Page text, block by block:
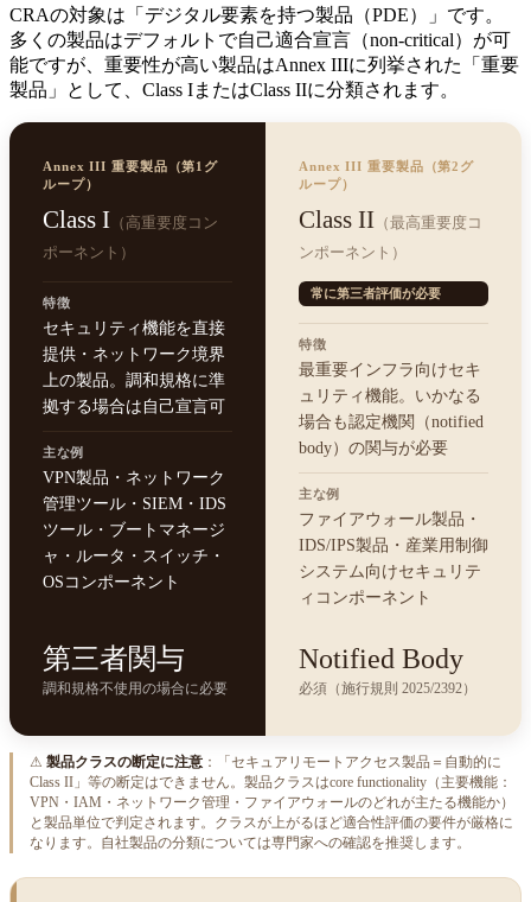
CRAの対象は「デジタル要素を持つ製品（PDE）」です。
多くの製品はデフォルトで自己適合宣言（non-critical）が可
能ですが、重要性が高い製品はAnnex IIIに列挙された「重要
製品」として、Class IまたはClass IIに分類されます。
Annex III 重要製品（第1グ
ループ）
Class I （高重要度コン
ポーネント）
特徴
セキュリティ機能を直接
提供・ネットワーク境界
上の製品。調和規格に準
拠する場合は自己宣言可
主な例
VPN製品・ネットワーク
管理ツール・SIEM・IDS
ツール・ブートマネージ
ャ・ルータ・スイッチ・
OSコンポーネント
第三者関与
調和規格不使用の場合に必要
Annex III 重要製品（第2グ
ループ）
Class II （最高重要度コ
ンポーネント）
常に第三者評価が必要
特徴
最重要インフラ向けセキ
ュリティ機能。いかなる
場合も認定機関（notified
body）の関与が必要
主な例
ファイアウォール製品・
IDS/IPS製品・産業用制御
システム向けセキュリテ
ィコンポーネント
Notified Body
必須（施行規則 2025/2392）
⚠ 製品クラスの断定に注意 ：「セキュアリモートアクセス製品＝自動的に
Class II」等の断定はできません。製品クラスはcore functionality（主要機能：
VPN・IAM・ネットワーク管理・ファイアウォールのどれが主たる機能か）
と製品単位で判定されます。クラスが上がるほど適合性評価の要件が厳格に
なります。自社製品の分類については専門家への確認を推奨します。